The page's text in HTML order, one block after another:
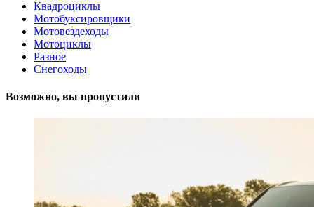
Квадроциклы
Мотобуксировщики
Мотовездеходы
Мотоциклы
Разное
Снегоходы
Возможно, вы пропустили